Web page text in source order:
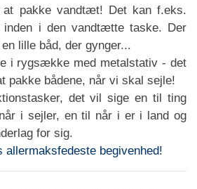
pakke vandtæt! Det kan f.eks.
i den vandtætte taske. Der
lille båd, der gynger...
i rygsække med metalstativ - det
pakke bådene, når vi skal sejle!
det vil sige en til ting
i sejler, en til når i er i land og
for sig.
begivenhed!